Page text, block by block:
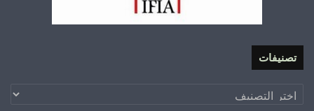
تصنيفات
تصنيفات